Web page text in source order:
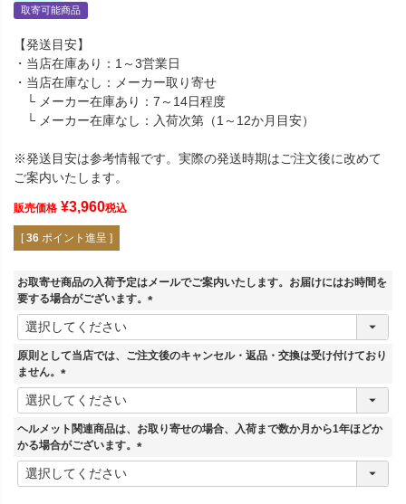
取寄可能商品
【発送目安】
・当店在庫あり：1～3営業日
・当店在庫なし：メーカー取り寄せ
└ メーカー在庫あり：7～14日程度
└ メーカー在庫なし：入荷次第（1～12か月目安）
※発送目安は参考情報です。実際の発送時期はご注文後に改めて
ご案内いたします。
販売価格 ¥3,960税込
[ 36 ポイント進呈 ]
お取寄せ商品の入荷予定はメールでご案内いたします。お届けにはお時間を
要する場合がございます。
(
須
原則として当店では、ご注文後のキャンセル・返品・交換は受け付けており
ません。
(
必
須
)
ヘルメット関連商品は、お取り寄せの場合、入荷まで数か月から1年ほどか
かる場合がございます。
(